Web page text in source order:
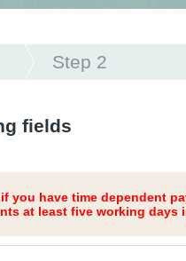
Step 2
fields
if you have time dependent
at least five working days